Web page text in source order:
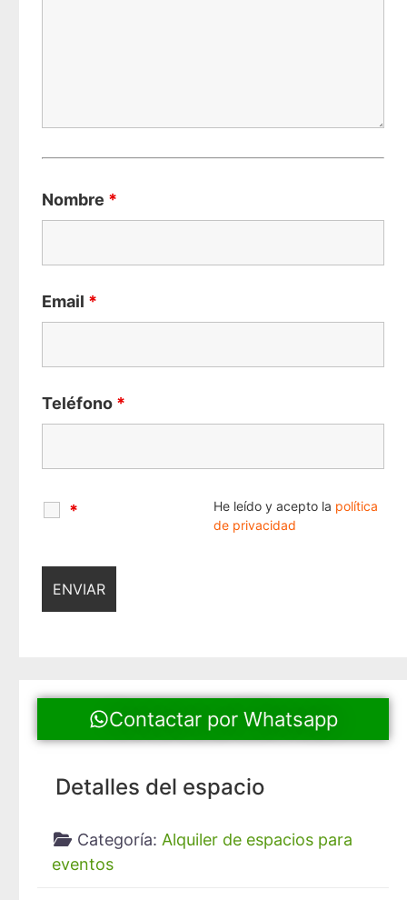
Nombre *
Email *
Teléfono *
* He leído y acepto la política
de privacidad
Contactar por Whatsapp
Detalles del espacio
Categoría: Alquiler de espacios para
eventos